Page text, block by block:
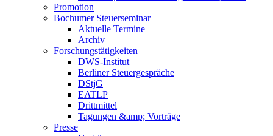
Promotion
Bochumer Steuerseminar
Aktuelle Termine
Archiv
Forschungstätigkeiten
DWS-Institut
Berliner Steuergespräche
DStjG
EATLP
Drittmittel
Tagungen &amp; Vorträge
Presse